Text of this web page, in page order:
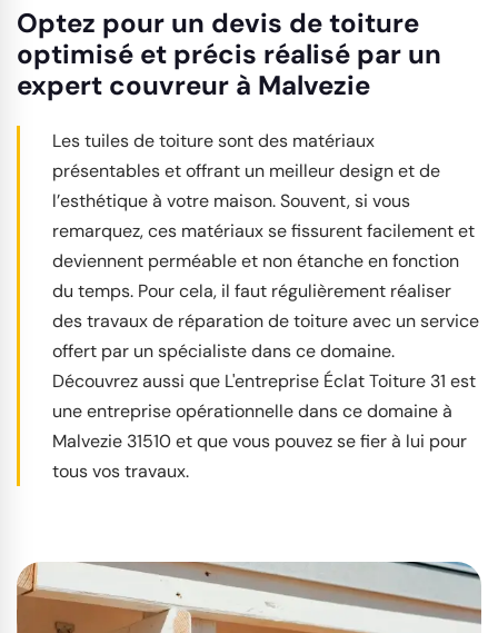
Optez pour un devis de toiture
optimisé et précis réalisé par un
expert couvreur à Malvezie
Les tuiles de toiture sont des matériaux
présentables et offrant un meilleur design et de
l’esthétique à votre maison. Souvent, si vous
remarquez, ces matériaux se fissurent facilement et
deviennent perméable et non étanche en fonction
du temps. Pour cela, il faut régulièrement réaliser
des travaux de réparation de toiture avec un service
offert par un spécialiste dans ce domaine.
Découvrez aussi que L'entreprise Éclat Toiture 31 est
une entreprise opérationnelle dans ce domaine à
Malvezie 31510 et que vous pouvez se fier à lui pour
tous vos travaux.